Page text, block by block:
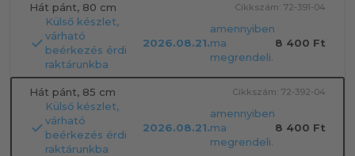
Hát pánt, 80 cm Cikkszám: 72-391-04
Külső készlet,
várható
beérkezés érdi
raktárunkba
2026.08.21.
amennyiben
ma
megrendeli.
8 400 Ft
Hát pánt, 85 cm Cikkszám: 72-392-04
Külső készlet,
várható
beérkezés érdi
raktárunkba
2026.08.21.
amennyiben
ma
megrendeli.
8 400 Ft